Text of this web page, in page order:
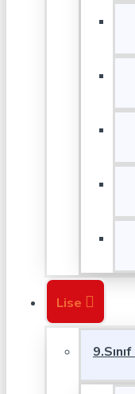
Lise
9.Sınıf